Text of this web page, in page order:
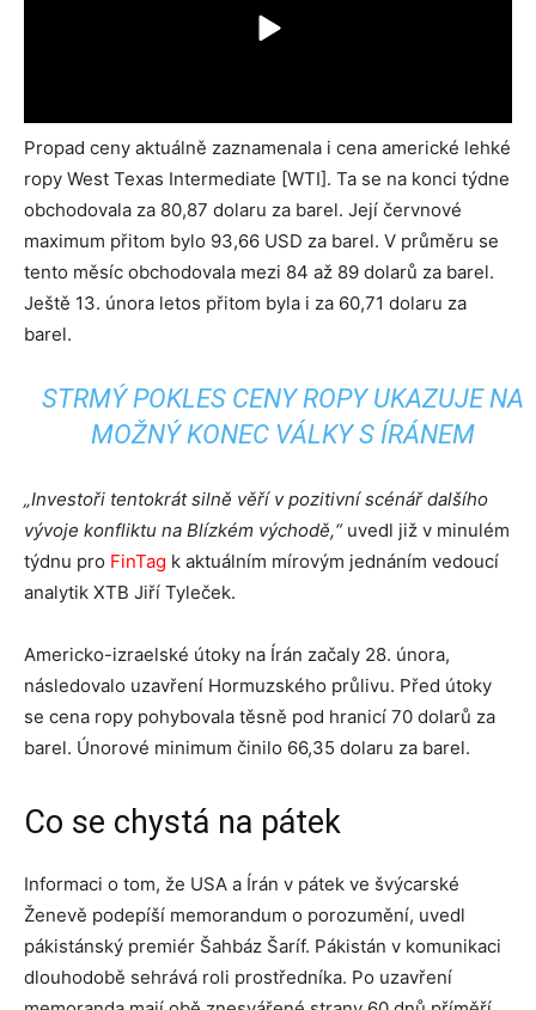
Propad ceny aktuálně zaznamenala i cena americké lehké
ropy West Texas Intermediate [WTI]. Ta se na konci týdne
obchodovala za 80,87 dolaru za barel. Její červnové
maximum přitom bylo 93,66 USD za barel. V průměru se
tento měsíc obchodovala mezi 84 až 89 dolarů za barel.
Ještě 13. února letos přitom byla i za 60,71 dolaru za
barel.
STRMÝ POKLES CENY ROPY UKAZUJE NA
MOŽNÝ KONEC VÁLKY S ÍRÁNEM
„Investoři tentokrát silně věří v pozitivní scénář dalšího
vývoje konfliktu na Blízkém východě,“ uvedl již v minulém
týdnu pro FinTag k aktuálním mírovým jednáním vedoucí
analytik XTB Jiří Tyleček.
Americko-izraelské útoky na Írán začaly 28. února,
následovalo uzavření Hormuzského průlivu. Před útoky
se cena ropy pohybovala těsně pod hranicí 70 dolarů za
barel. Únorové minimum činilo 66,35 dolaru za barel.
Co se chystá na pátek
Informaci o tom, že USA a Írán v pátek ve švýcarské
Ženevě podepíší memorandum o porozumění, uvedl
pákistánský premiér Šahbáz Šaríf. Pákistán v komunikaci
dlouhodobě sehrává roli prostředníka. Po uzavření